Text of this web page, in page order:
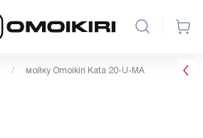
мойку Omoikiri Kata 20-U-MA